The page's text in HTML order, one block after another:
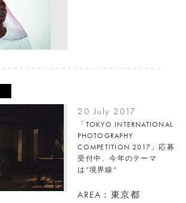
20 July 2017
「TOKYO INTERNATIONAL
PHOTOGRAPHY
COMPETITION 2017」応募
受付中、今年のテーマ
は”境界線”
AREA：東京都